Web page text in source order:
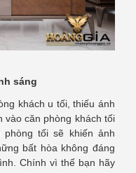
sáng
khách u tối, thiếu ánh
vào căn phòng khách tối
tối sẽ khiến ảnh
bất hòa không đáng
Chính vì thế bạn hãy